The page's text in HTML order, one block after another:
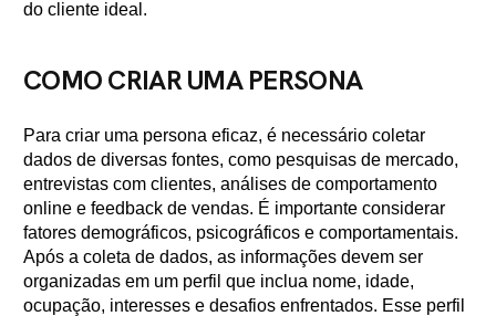
do cliente ideal.
COMO CRIAR UMA PERSONA
Para criar uma persona eficaz, é necessário coletar
dados de diversas fontes, como pesquisas de mercado,
entrevistas com clientes, análises de comportamento
online e feedback de vendas. É importante considerar
fatores demográficos, psicográficos e comportamentais.
Após a coleta de dados, as informações devem ser
organizadas em um perfil que inclua nome, idade,
ocupação, interesses e desafios enfrentados. Esse perfil